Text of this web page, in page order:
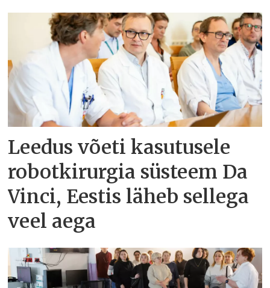
Leedus võeti kasutusele
robotkirurgia süsteem Da
Vinci, Eestis läheb sellega
veel aega